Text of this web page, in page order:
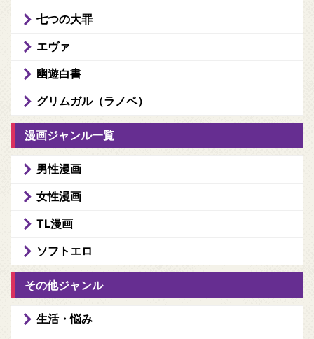
七つの大罪
エヴァ
幽遊白書
グリムガル（ラノベ）
漫画ジャンル一覧
男性漫画
女性漫画
TL漫画
ソフトエロ
その他ジャンル
生活・悩み